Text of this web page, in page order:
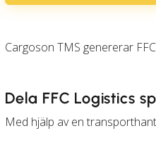
Cargoson TMS genererar
Dela FFC Logistics
Med hjälp av en